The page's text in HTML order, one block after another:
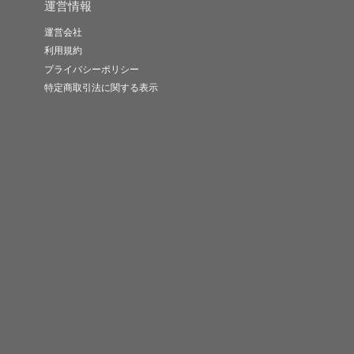
運営情報
運営会社
利用規約
プライバシーポリシー
特定商取引法に関する表示